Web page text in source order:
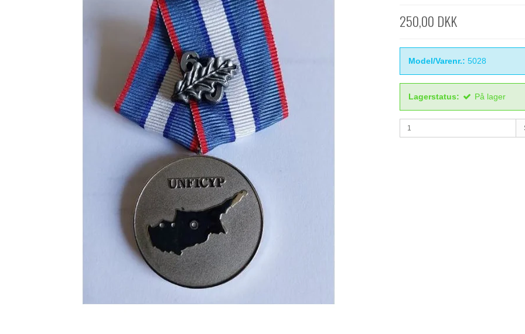
250,00 DKK
Model/Varenr.: 5028
Lagerstatus: På lager